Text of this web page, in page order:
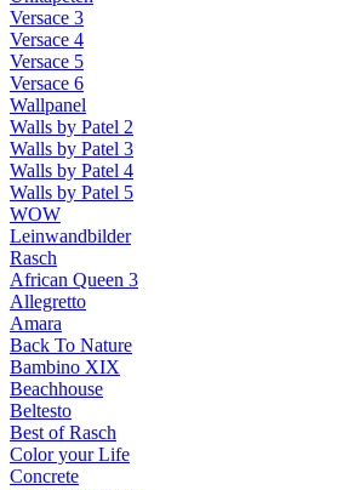
Versace 3
Versace 4
Versace 5
Versace 6
Wallpanel
Walls by Patel 2
Walls by Patel 3
Walls by Patel 4
Walls by Patel 5
WOW
Leinwandbilder
Rasch
African Queen 3
Allegretto
Amara
Back To Nature
Bambino XIX
Beachhouse
Beltesto
Best of Rasch
Color your Life
Concrete